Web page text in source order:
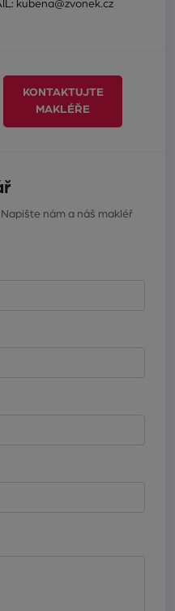
kubena@zvonek.cz
KONTAKTUJTE
MAKLÉŘE
nám a náš makléř